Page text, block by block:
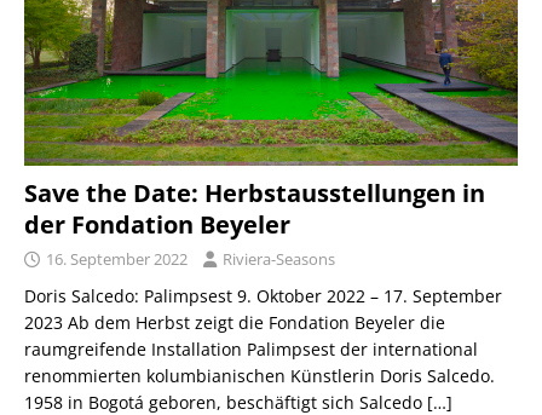
Save the Date: Herbstausstellungen in
der Fondation Beyeler
16. September 2022 Riviera-Seasons
Doris Salcedo: Palimpsest 9. Oktober 2022 – 17. September
2023 Ab dem Herbst zeigt die Fondation Beyeler die
raumgreifende Installation Palimpsest der international
renommierten kolumbianischen Künstlerin Doris Salcedo.
1958 in Bogotá geboren, beschäftigt sich Salcedo […]